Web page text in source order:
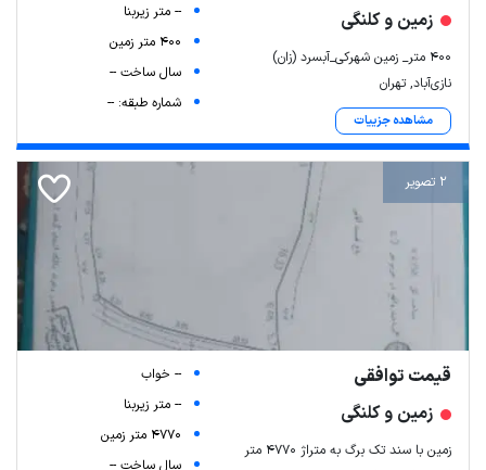
زمین و کلنگی
۴۰۰ متر_ زمین شهرکی_آبسرد (زان)
نازی‌آباد, تهران
مشاهده جزییات
-- متر زیربنا
400 متر زمین
سال ساخت --
شماره طبقه: --
2 تصویر
قیمت توافقی
زمین و کلنگی
زمین با سند تک برگ به متراژ ۴۷۷۰ متر
-- خواب
-- متر زیربنا
4770 متر زمین
سال ساخت --